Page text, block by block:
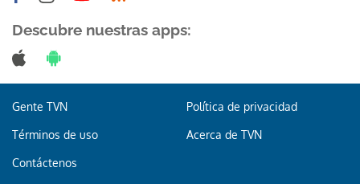
Descubre nuestras apps:
Gente TVN Política de privacidad
Términos de uso Acerca de TVN
Contáctenos